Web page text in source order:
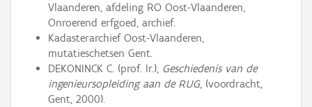
Vlaanderen, afdeling RO Oost-Vlaanderen,
Onroerend erfgoed, archief.
Kadasterarchief Oost-Vlaanderen,
mutatieschetsen Gent.
DEKONINCK C. (prof. Ir.), Geschiedenis van de
ingenieursopleiding aan de RUG, (voordracht,
Gent, 2000).